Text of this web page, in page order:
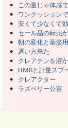
この量じゃ体感
ワンクッション
安くて少なくて
セール品の転売
朝の変化と薬濫
遅い方来た
クレアチンを溶
HMBと計量スプ
クレアクター
ラズベリー公害